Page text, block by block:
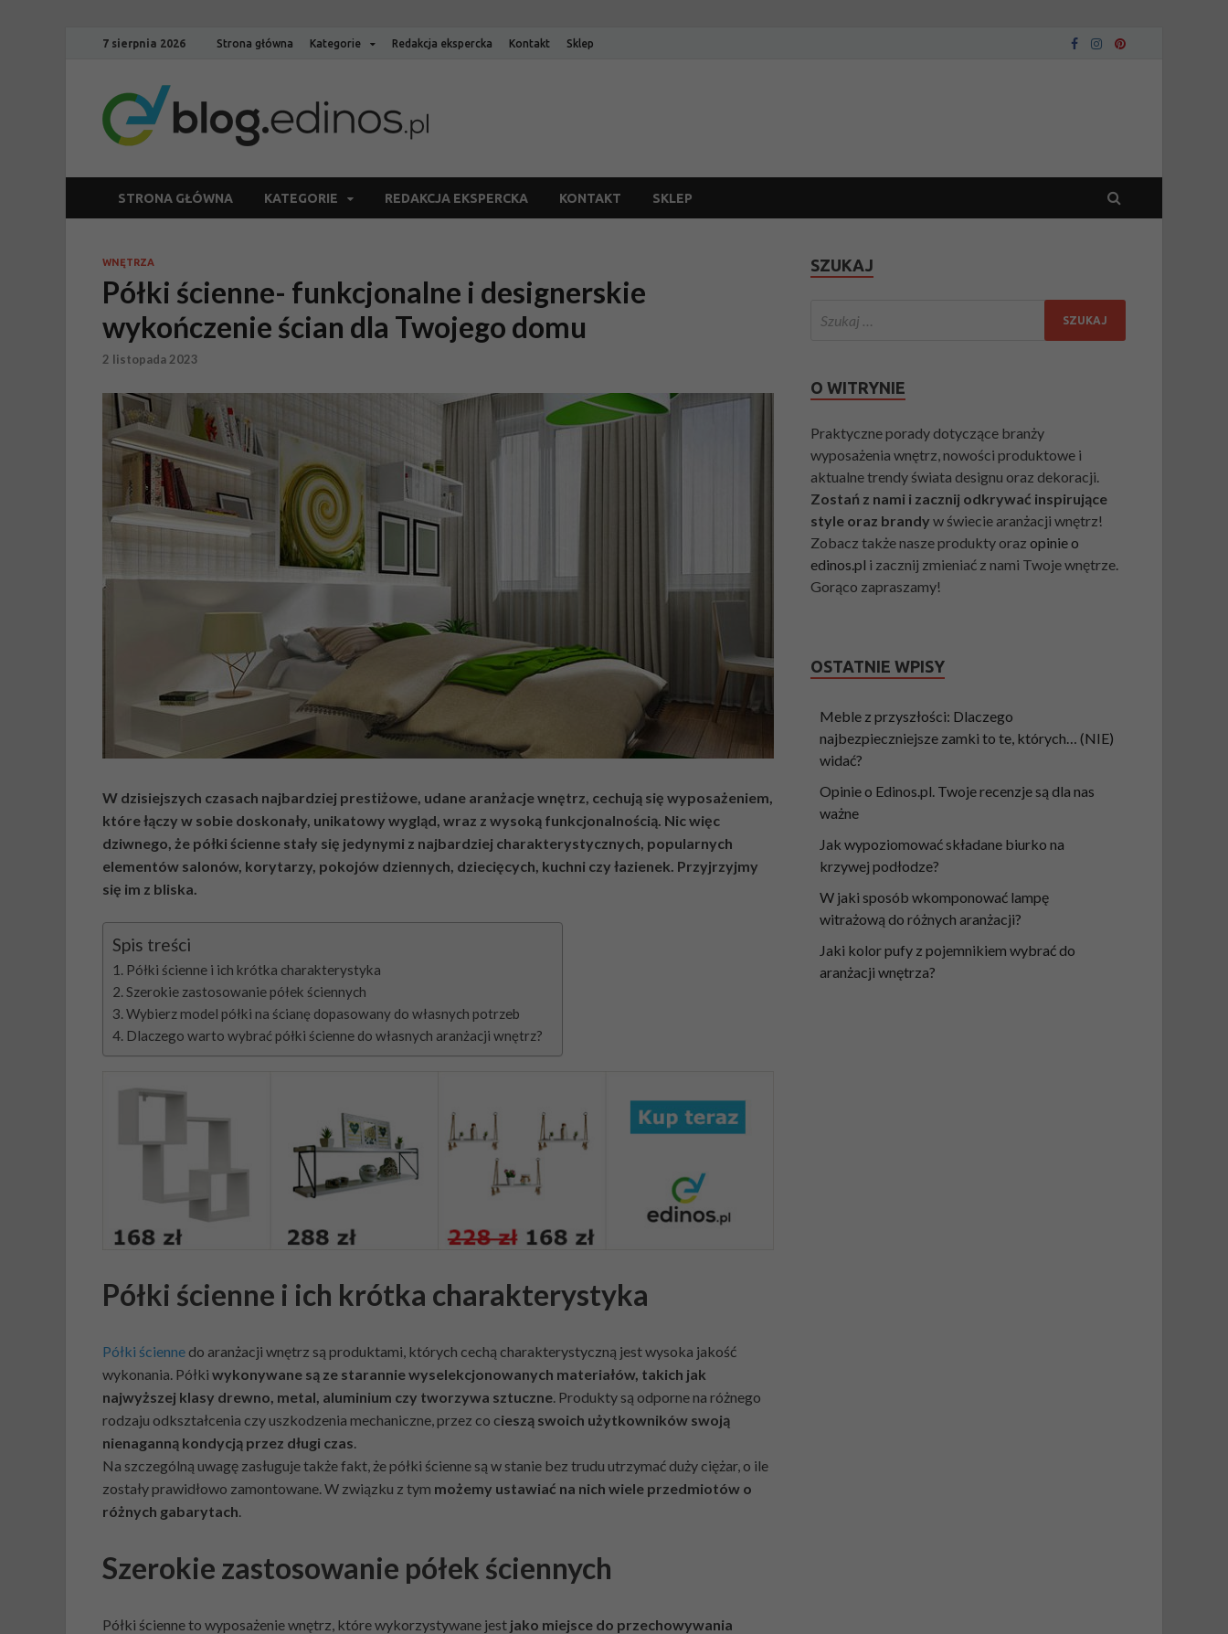
7 sierpnia 2026 Strona główna Kategorie Redakcja ekspercka Kontakt Sklep
STRONA GŁÓWNA KATEGORIE REDAKCJA EKSPERCKA KONTAKT SKLEP
WNĘTRZA
Półki ścienne- funkcjonalne i designerskie
wykończenie ścian dla Twojego domu
2 listopada 2023
W dzisiejszych czasach najbardziej prestiżowe, udane aranżacje wnętrz, cechują się wyposażeniem,
które łączy w sobie doskonały, unikatowy wygląd, wraz z wysoką funkcjonalnością. Nic więc
dziwnego, że półki ścienne stały się jedynymi z najbardziej charakterystycznych, popularnych
elementów salonów, korytarzy, pokojów dziennych, dziecięcych, kuchni czy łazienek. Przyjrzyjmy
się im z bliska.
Spis treści
Półki ścienne i ich krótka charakterystyka
Szerokie zastosowanie półek ściennych
Wybierz model półki na ścianę dopasowany do własnych potrzeb
Dlaczego warto wybrać półki ścienne do własnych aranżacji wnętrz?
Półki ścienne i ich krótka charakterystyka
Półki ścienne do aranżacji wnętrz są produktami, których cechą charakterystyczną jest wysoka jakość
wykonania. Półki wykonywane są ze starannie wyselekcjonowanych materiałów, takich jak
najwyższej klasy drewno, metal, aluminium czy tworzywa sztuczne. Produkty są odporne na różnego
rodzaju odkształcenia czy uszkodzenia mechaniczne, przez co cieszą swoich użytkowników swoją
nienaganną kondycją przez długi czas.
Na szczególną uwagę zasługuje także fakt, że półki ścienne są w stanie bez trudu utrzymać duży ciężar, o ile
zostały prawidłowo zamontowane. W związku z tym możemy ustawiać na nich wiele przedmiotów o
różnych gabarytach.
Szerokie zastosowanie półek ściennych
Półki ścienne to wyposażenie wnętrz, które wykorzystywane jest jako miejsce do przechowywania
SZUKAJ
O WITRYNIE
Praktyczne porady dotyczące branży
wyposażenia wnętrz, nowości produktowe i
aktualne trendy świata designu oraz dekoracji.
Zostań z nami i zacznij odkrywać inspirujące
style oraz brandy w świecie aranżacji wnętrz!
Zobacz także nasze produkty orazopinie o
edinos.pl i zacznij zmieniać z nami Twoje wnętrze.
Gorąco zapraszamy!
OSTATNIE WPISY
Meble z przyszłości: Dlaczego
najbezpieczniejsze zamki to te, których… (NIE)
widać?
Opinie o Edinos.pl. Twoje recenzje są dla nas
ważne
Jak wypoziomować składane biurko na
krzywej podłodze?
W jaki sposób wkomponować lampę
witrażową do różnych aranżacji?
Jaki kolor pufy z pojemnikiem wybrać do
aranżacji wnętrza?